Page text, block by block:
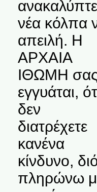
νέα κόλπα
απειλή. Η
ΑΡΧΑΙΑ
ΙΘΩΜΗ σας
εγγυάται,
δεν
διατρέχετε
κανένα
κίνδυνο,
πληρώνω